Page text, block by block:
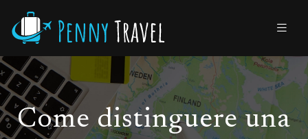
Come distinguere una